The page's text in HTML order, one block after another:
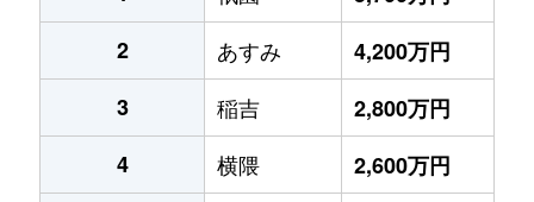
2
あすみ
4,200万円
3
稲吉
2,800万円
4
横隈
2,600万円